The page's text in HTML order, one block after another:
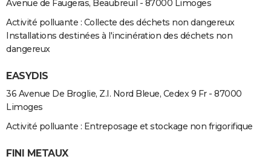
Avenue de Faugeras, Beaubreuil - 87000 Limoges
Activité polluante : Collecte des déchets non dangereux
Installations destinées à l'incinération des déchets non
dangereux
EASYDIS
36 Avenue De Broglie, Z.I. Nord Bleue, Cedex 9 Fr - 87000
Limoges
Activité polluante : Entreposage et stockage non frigorifique
FINI METAUX